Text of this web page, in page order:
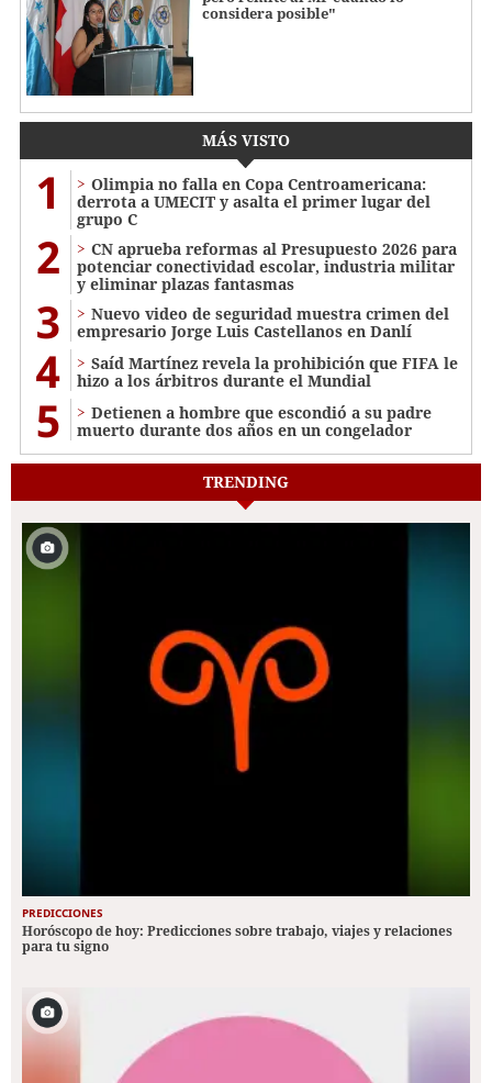
considera posible"
MÁS VISTO
1
Olimpia no falla en Copa Centroamericana:
derrota a UMECIT y asalta el primer lugar del
grupo C
2
CN aprueba reformas al Presupuesto 2026 para
potenciar conectividad escolar, industria militar
y eliminar plazas fantasmas
3
Nuevo video de seguridad muestra crimen del
empresario Jorge Luis Castellanos en Danlí
4
Saíd Martínez revela la prohibición que FIFA le
hizo a los árbitros durante el Mundial
5
Detienen a hombre que escondió a su padre
muerto durante dos años en un congelador
TRENDING
PREDICCIONES
Horóscopo de hoy: Predicciones sobre trabajo, viajes y relaciones
para tu signo